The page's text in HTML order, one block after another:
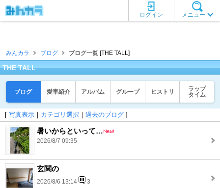
メニュー
ログイン
みんカラ ブログ ブログ一覧 [THE TALL]
THE TALL
ブログ 愛車紹介 アルバム グループ ヒストリ
ラップ
タイム
[ 写真表示 ｜ カテゴリ選択 ｜ 過去のブログ ]
暑いからといって…
2026/8/7 09:35
玄関の
2026/8/6 13:14 3